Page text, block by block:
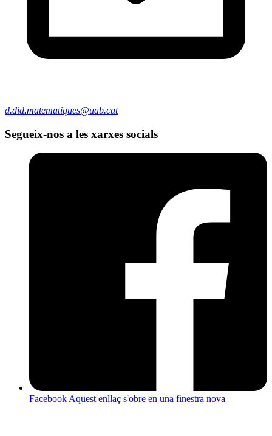
d.did.matematiques@uab.cat
Segueix-nos a les xarxes socials
Facebook Aquest enllaç s'obre en una finestra nova